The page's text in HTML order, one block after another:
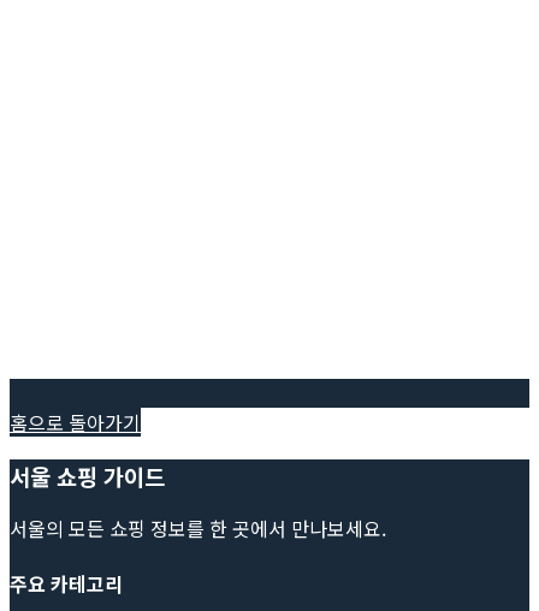
홈으로 돌아가기
서울 쇼핑 가이드
서울의 모든 쇼핑 정보를 한 곳에서 만나보세요.
주요 카테고리